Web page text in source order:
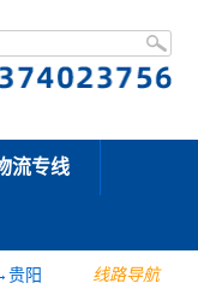
流专线
线路导航
贵阳